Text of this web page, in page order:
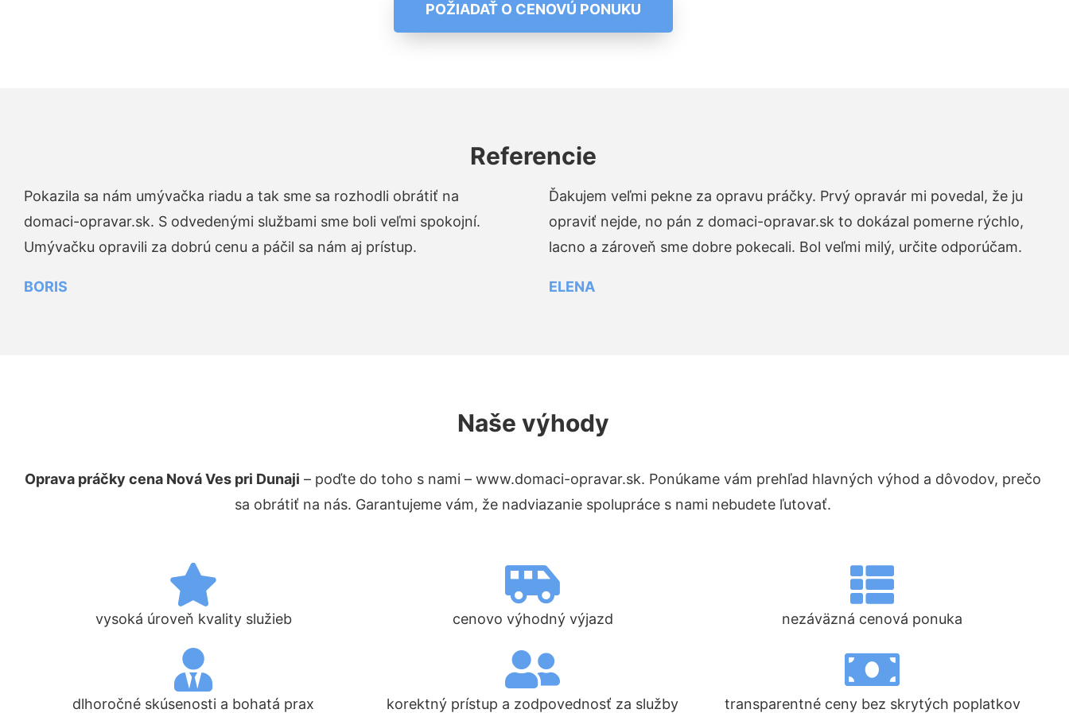
POŽIADAŤ O CENOVÚ PONUKU
Referencie
Pokazila sa nám umývačka riadu a tak sme sa rozhodli obrátiť na
domaci-opravar.sk. S odvedenými službami sme boli veľmi spokojní.
Umývačku opravili za dobrú cenu a páčil sa nám aj prístup.
BORIS
Ďakujem veľmi pekne za opravu práčky. Prvý opravár mi povedal, že ju
opraviť nejde, no pán z domaci-opravar.sk to dokázal pomerne rýchlo,
lacno a zároveň sme dobre pokecali. Bol veľmi milý, určite odporúčam.
ELENA
Naše výhody
Oprava práčky cena Nová Ves pri Dunaji – poďte do toho s nami – www.domaci-opravar.sk. Ponúkame vám prehľad hlavných výhod a dôvodov, prečo
sa obrátiť na nás. Garantujeme vám, že nadviazanie spolupráce s nami nebudete ľutovať.
vysoká úroveň kvality služieb cenovo výhodný výjazd nezáväzná cenová ponuka
dlhoročné skúsenosti a bohatá prax korektný prístup a zodpovednosť za služby transparentné ceny bez skrytých poplatkov